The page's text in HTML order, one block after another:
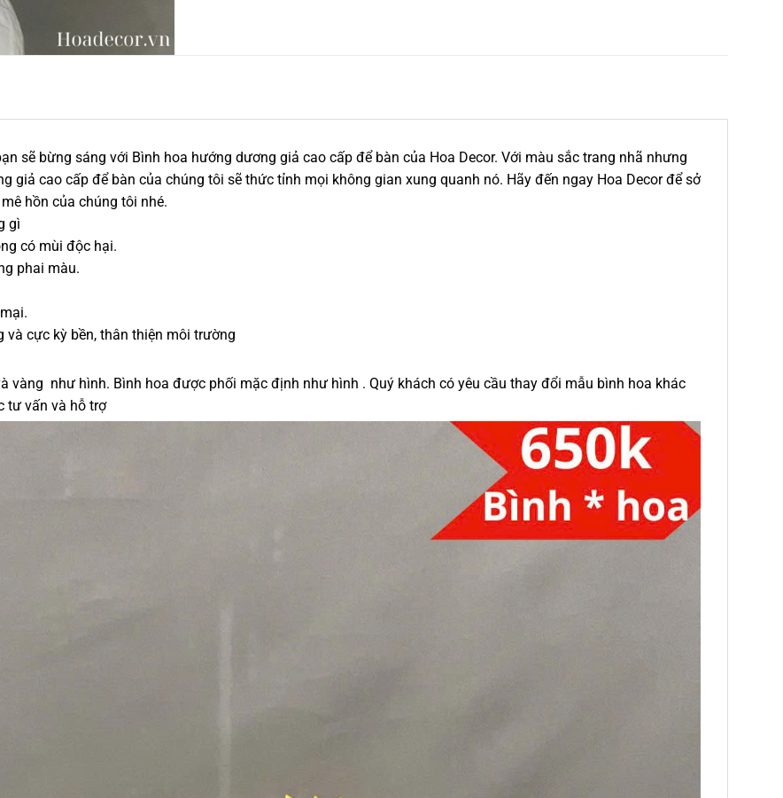
sẽ bừng sáng với Bình hoa hướng dương giả cao cấp để bàn của Hoa Decor. Với màu sắc trang nhã nhưng
giả cao cấp để bàn của chúng tôi sẽ thức tỉnh mọi không gian xung quanh nó. Hãy đến ngay Hoa Decor để sở
hồn của chúng tôi nhé.
gì
có mùi độc hại.
phai màu.
và cực kỳ bền, thân thiện môi trường
vàng như hình. Bình hoa được phối mặc định như hình . Quý khách có yêu cầu thay đổi mẫu bình hoa khác
tư vấn và hỗ trợ